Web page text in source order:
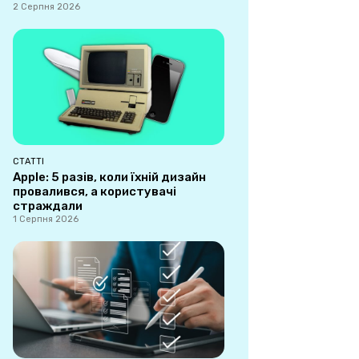
2 Серпня 2026
СТАТТІ
Apple: 5 разів, коли їхній дизайн
провалився, а користувачі
страждали
1 Серпня 2026